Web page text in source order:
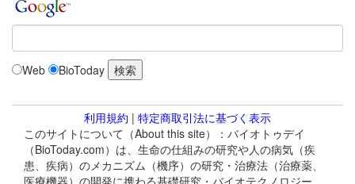
Web BioToday
利用規約 | 特定商取引法に基づく表示
このサイトについて（About this site）：バイオトゥデイ
（BioToday.com）は、生命の仕組みの研究や人の病気（疾
患、疾病）のメカニズム（機序）の研究・治療法（治療薬、